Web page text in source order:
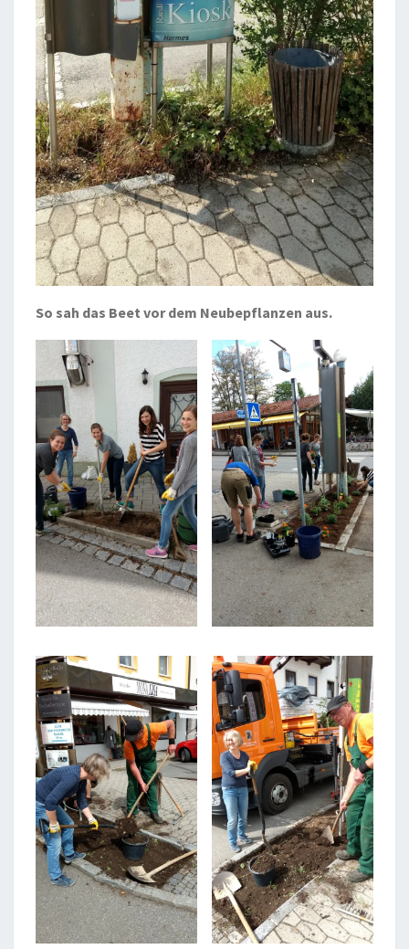
So sah das Beet vor dem Neubepflanzen aus.